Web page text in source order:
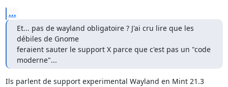
...
Et... pas de wayland obligatoire ? J'ai cru lire que les
débiles de Gnome
feraient sauter le support X parce que c'est pas un "code
moderne"...
Ils parlent de support experimental Wayland en Mint 21.3